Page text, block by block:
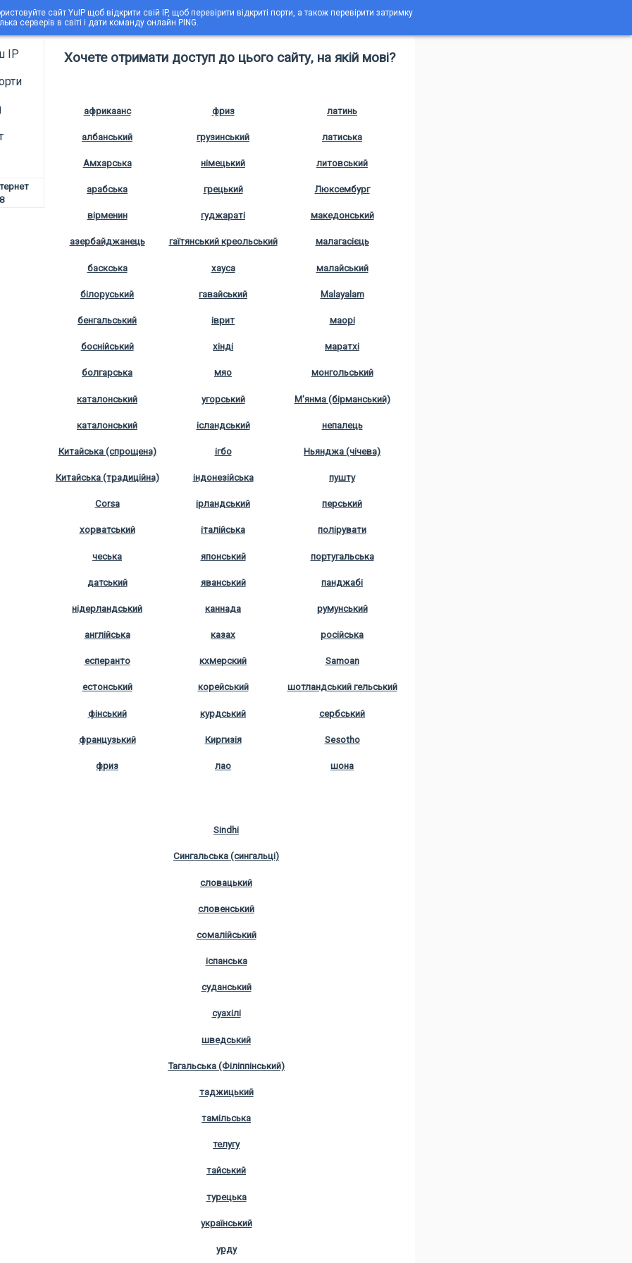
сайт YuIP щоб відкрити свій IP, щоб перевірити відкриті порти, а також перевірити затримку
серверів в світі і дати команду онлайн PING.
IP Хочете отримати доступ до цього сайту, на якій мові?
африкаанс
албанський
Амхарська
арабська
вірменин
азербайджанець
баскська
білоруський
бенгальський
боснійський
болгарська
каталонський
каталонський
Китайська (спрощена)
Китайська (традиційна)
Corsa
хорватський
чеська
датський
нідерландський
англійська
есперанто
естонський
фінський
французький
фриз
фриз
грузинський
німецький
грецький
гуджараті
гаїтянський креольський
хауса
гавайський
іврит
хінді
мяо
угорський
ісландський
ігбо
індонезійська
ірландський
італійська
японський
яванський
каннада
казах
кхмерский
корейський
курдський
Киргизія
лао
латинь
латиська
литовський
Люксембург
македонський
малагасієць
малайський
Malayalam
маорі
маратхі
монгольський
М'янма (бірманський)
непалець
Ньянджа (чічева)
пушту
перський
полірувати
португальська
панджабі
румунський
російська
Samoan
шотландський гельський
сербський
Sesotho
шона
Sindhi
Сингальська (сингальці)
словацький
словенський
сомалійський
іспанська
суданський
суахілі
шведський
Тагальська (Філіппінський)
таджицький
тамільська
телугу
тайський
турецька
український
урду